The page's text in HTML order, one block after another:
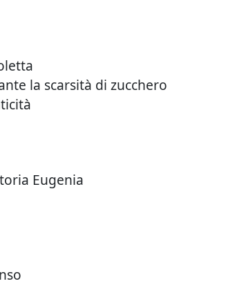
la scarsità di zucchero
Eugenia